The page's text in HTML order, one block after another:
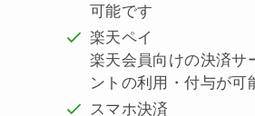
可能です
楽天ペイ
楽天会員向けの決済サ
ントの利用・付与が可
スマホ決済